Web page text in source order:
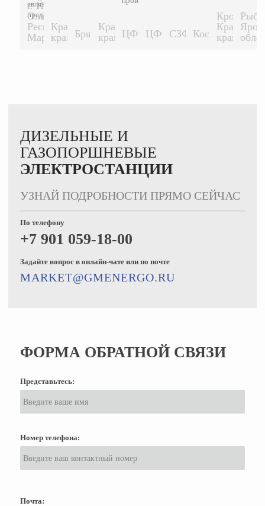
является
предприятие...
г. Йошкар-
Ола,
Республика
Марий-Эл.
Краснодарский
край
1500 КВТ
Брянск500 КВТ
Краснодарский
край
1500 КВТ
ЦФО 200 КВТ
ЦФО 200 КВТ
СЗФО200 КВТ
Кострома 500
край
ФОРМА ОБРАТНОЙ СВЯЗИ
Представьтесь:
Номер телефона:
Почта:
ДИЗЕЛЬНЫЕ И
ГАЗОПОРШНЕВЫЕ
ЭЛЕКТРОСТАНЦИИ
УЗНАЙ ПОДРОБНОСТИ ПРЯМО СЕЙЧАС
По телефону
+7 901 059-18-00
Задайте вопрос в онлайн-чате или по почте
MARKET@GMENERGO.RU